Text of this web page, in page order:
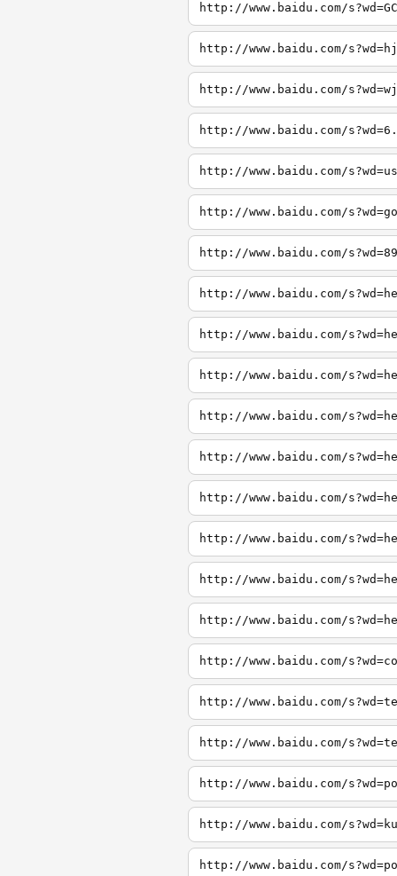
http://www.baidu.com/
http://www.baidu.com/
http://www.baidu.com/
http://www.baidu.com/
http://www.baidu.com/
http://www.baidu.com/
http://www.baidu.com/
http://www.baidu.com/
http://www.baidu.com/
http://www.baidu.com/
http://www.baidu.com/
http://www.baidu.com/
http://www.baidu.com/
http://www.baidu.com/
http://www.baidu.com/
http://www.baidu.com/
http://www.baidu.com/
http://www.baidu.com/
http://www.baidu.com/
http://www.baidu.com/
http://www.baidu.com/
http://www.baidu.com/